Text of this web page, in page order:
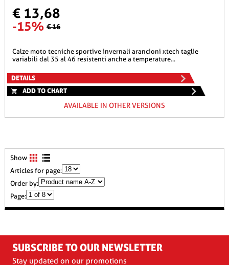
€ 13,68
-15% € 16
calze moto tecniche sportive invernali arancioni xtech taglie
variabili dal 35 al 46 resistenti anche a temperature...
DETAILS
ADD TO CHART
AVAILABLE IN OTHER VERSIONS
Show
Articles for page:
Order by:
Page:
SUBSCRIBE TO OUR NEWSLETTER
Stay updated on our promotions